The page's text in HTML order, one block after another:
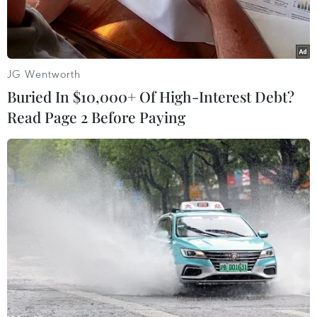
Cục Quản lý thị trường Thành phố Hồ Chí Minh thu giữ hơn
5.400 bánh bông lan không giấy tờ. (Ảnh: TTXVN)
Chiều 22/11, Cục Quản lý thị trường Thành phố
Hồ Chí Minh cho biết đang tạm giữ hơn 5.400
JG Wentworth
Buried In $10,000+ Of High-Interest Debt?
Read Page 2 Before Paying